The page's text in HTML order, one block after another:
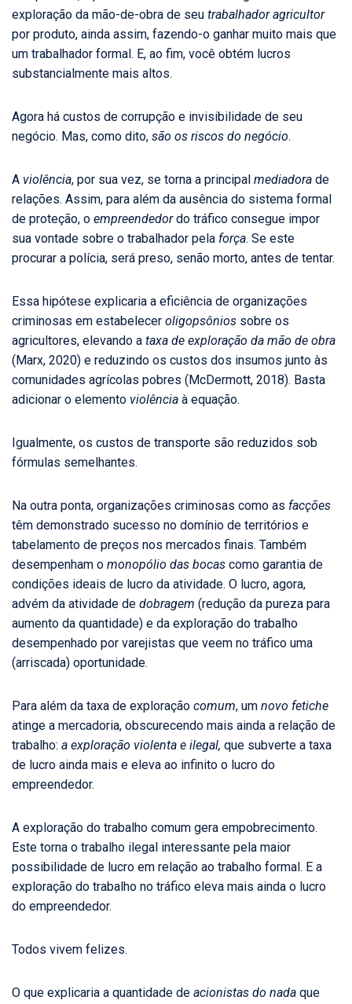
exploração da mão-de-obra de seu trabalhador agricultor
por produto, ainda assim, fazendo-o ganhar muito mais que
um trabalhador formal. E, ao fim, você obtém lucros
substancialmente mais altos.
Agora há custos de corrupção e invisibilidade de seu
negócio. Mas, como dito, são os riscos do negócio.
A violência, por sua vez, se torna a principal mediadora de
relações. Assim, para além da ausência do sistema formal
de proteção, o empreendedordo tráfico consegue impor
sua vontade sobre o trabalhador pela força. Se este
procurar a polícia, será preso, senão morto, antes de tentar.
Essa hipótese explicaria a eficiência de organizações
criminosas em estabelecer oligopsônios sobre os
agricultores, elevando a taxa de exploração da mão de obra
(Marx, 2020) e reduzindo os custos dos insumos junto às
comunidades agrícolas pobres (McDermott, 2018). Basta
adicionar o elemento violência à equação.
Igualmente, os custos de transporte são reduzidos sob
fórmulas semelhantes.
Na outra ponta, organizações criminosas como as facções
têm demonstrado sucesso no domínio de territórios e
tabelamento de preços nos mercados finais. Também
desempenham o monopólio das bocas como garantia de
condições ideais de lucro da atividade. O lucro, agora,
advém da atividade de dobragem (redução da pureza para
aumento da quantidade) e da exploração do trabalho
desempenhado por varejistas que veem no tráfico uma
(arriscada) oportunidade.
Para além da taxa de exploração comum, um novo fetiche
atinge a mercadoria, obscurecendo mais ainda a relação de
trabalho: a exploração violenta e ilegal, que subverte a taxa
de lucro ainda mais e eleva ao infinito o lucro do
empreendedor.
A exploração do trabalho comum gera empobrecimento.
Este torna o trabalho ilegal interessante pela maior
possibilidade de lucro em relação ao trabalho formal. E a
exploração do trabalho no tráfico eleva mais ainda o lucro
do empreendedor.
Todos vivem felizes.
O que explicaria a quantidade de acionistas do nada que